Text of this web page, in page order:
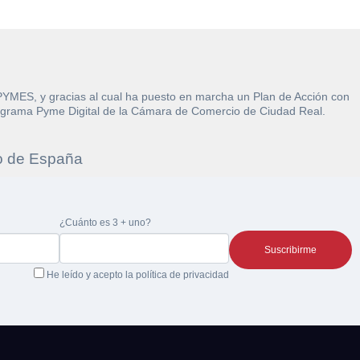
y gracias al cual ha puesto en marcha un Plan de Acción con
Pyme Digital de la Cámara de Comercio de Ciudad Real.
¿Cuánto es 3 + uno?
He leído y acepto la política de privacidad
la